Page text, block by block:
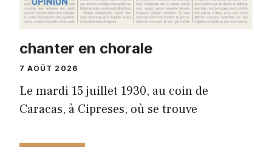
chanter en chorale
7 AOÛT 2026
Le mardi 15 juillet 1930, au coin de
Caracas, à Cipreses, où se trouve